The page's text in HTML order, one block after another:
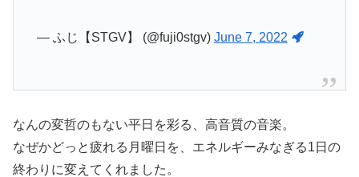
— ふじ【STGV】 (@fuji0stgv) June 7, 2022
なんの変哲のもない平日を彩る、高音質の音楽。
なぜかどっと疲れる月曜日を、エネルギーみなぎる1日の
終わりに変えてくれました。